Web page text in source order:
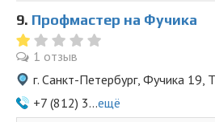
9. Профмастер на Фучика
1 отзыв
г. Санкт-Петербург, Фучика 19,
+7 (812) 3...ещё